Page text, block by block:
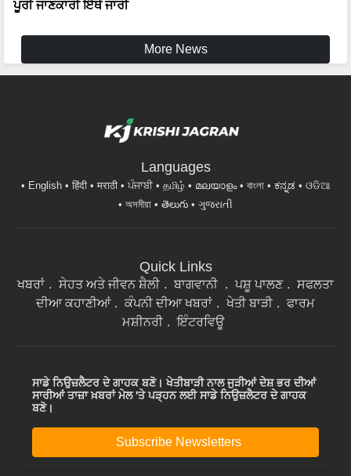
ਪੰਜਾਬੀ தமிழ் മലയാളം
অসমীয়া
తెలుగు ગુજરાતી
ਸੇਹਤ ਅਤੇ ਜੀਵਨ ਸ਼ੈਲੀ ਬਾਗਵਾਨੀ
ਦੀਆ ਕਹਾਣੀਆਂ
ਕੰਪਨੀ ਦੀਆ ਖਬਰਾਂ ਖੇਤੀ ਬਾੜੀ
ਫਾਰਮ
ਮਸ਼ੀਨਰੀ
ਇੰਟਰਵਿਊ
ਸਾਰੀਆਂ ਤਾਜ਼ਾ ਖ਼ਬਰਾਂ ਮੇਲ 'ਤੇ ਪੜ੍ਹਨ ਲਈ ਸਾਡੇ ਨਿਉਜ਼ਲੈਟਰ ਦੇ ਗਾਹਕ
ਬਣੋ।